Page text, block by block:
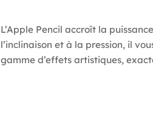
L’Apple Pencil accroît la
l’inclinaison et à la pression, il
gamme d’effets artistiques,